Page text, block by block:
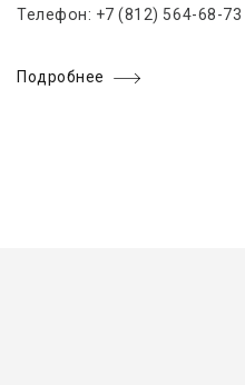
Телефон: +7 (812) 564-68-73
Подробнее